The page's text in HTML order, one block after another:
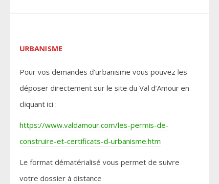
URBANISME
Pour vos demandes d’urbanisme vous pouvez les
déposer directement sur le site du Val d’Amour en
cliquant ici :
https://www.valdamour.com/les-permis-de-
construire-et-certificats-d-urbanisme.htm
Le format dématérialisé vous permet de suivre
votre dossier à distance